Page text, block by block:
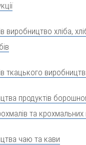
виробництво хліба,
ткацького
продуктів
та крохмальних
чаю та кави